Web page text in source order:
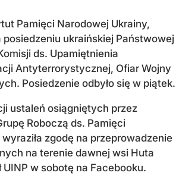
Pamięci Narodowej Ukrainy,
posiedzeniu ukraińskiej Państwowej
ds. Upamiętnienia
Antyterrorystycznej, Ofiar Wojny
Posiedzenie odbyło się w piątek.
ustaleń osiągniętych przez
Roboczą ds. Pamięci
zgodę na przeprowadzenie
na terenie dawnej wsi Huta
UINP w sobotę na Facebooku.